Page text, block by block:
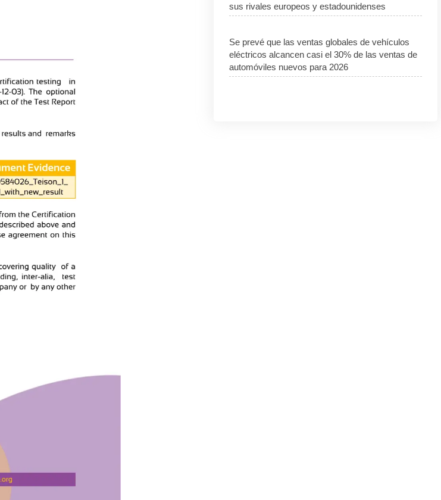
sus rivales europeos y estadounidenses
Se prevé que las ventas globales de vehículos
eléctricos alcancen casi el 30% de las ventas de
automóviles nuevos para 2026